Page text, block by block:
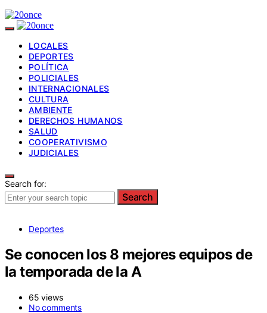
LOCALES
DEPORTES
POLÍTICA
POLICIALES
INTERNACIONALES
CULTURA
AMBIENTE
DERECHOS HUMANOS
SALUD
COOPERATIVISMO
JUDICIALES
Search for:
Search
Deportes
Se conocen los 8 mejores equipos de
la temporada de la A
65 views
No comments